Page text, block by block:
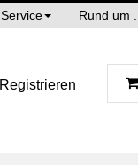
Service Rund um ...
Registrieren